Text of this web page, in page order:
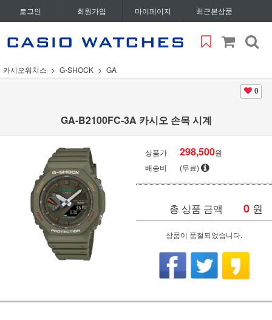
로그인 회원가입 마이페이지 최근본상품
카시오워치스 G-SHOCK GA
0
GA-B2100FC-3A 카시오 손목 시계
상품가 298,500원
배송비
(무료)
총 상품 금액 0 원
상품이 품절되었습니다.